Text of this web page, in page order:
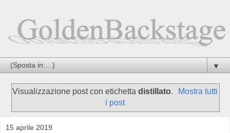
▼
Visualizzazione post con etichetta distillato.
Mostra tutti
i post
15 aprile 2019